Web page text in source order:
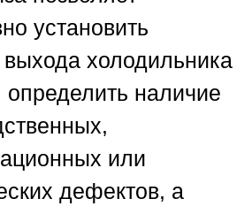
установить
холодильника
определить наличие
или
дефектов, а